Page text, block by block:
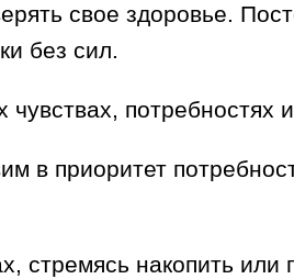
свое здоровье.
без сил.
чувствах,
в приоритет
накопить или